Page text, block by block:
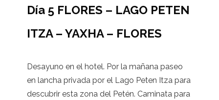
Día 5 FLORES – LAGO PETEN
ITZA – YAXHA – FLORES
Desayuno en el hotel. Por la mañana paseo
en lancha privada por el Lago Peten Itza para
descubrir esta zona del Petén. Caminata para